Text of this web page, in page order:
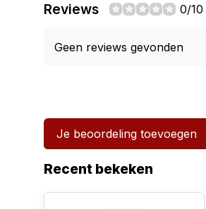
Reviews 0/10
Geen reviews gevonden
Je beoordeling toevoegen
Recent bekeken